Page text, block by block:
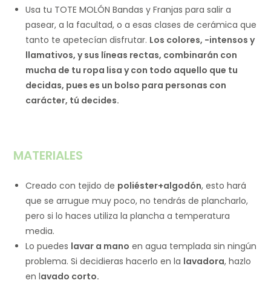
Usa tu TOTE MOLÓN Bandas y Franjas para salir a
pasear, a la facultad, o a esas clases de cerámica que
tanto te apetecían disfrutar. Los colores, -intensos y
llamativos, y sus líneas rectas, combinarán con
mucha de tu ropa lisa y con todo aquello que tu
decidas, pues es un bolso para personas con
carácter, tú decides.
MATERIALES
Creado con tejido de poliéster+algodón, esto hará
que se arrugue muy poco, no tendrás de plancharlo,
pero si lo haces utiliza la plancha a temperatura
media.
Lo puedes lavar a mano en agua templada sin ningún
problema. Si decidieras hacerlo en la lavadora, hazlo
en lavado corto.